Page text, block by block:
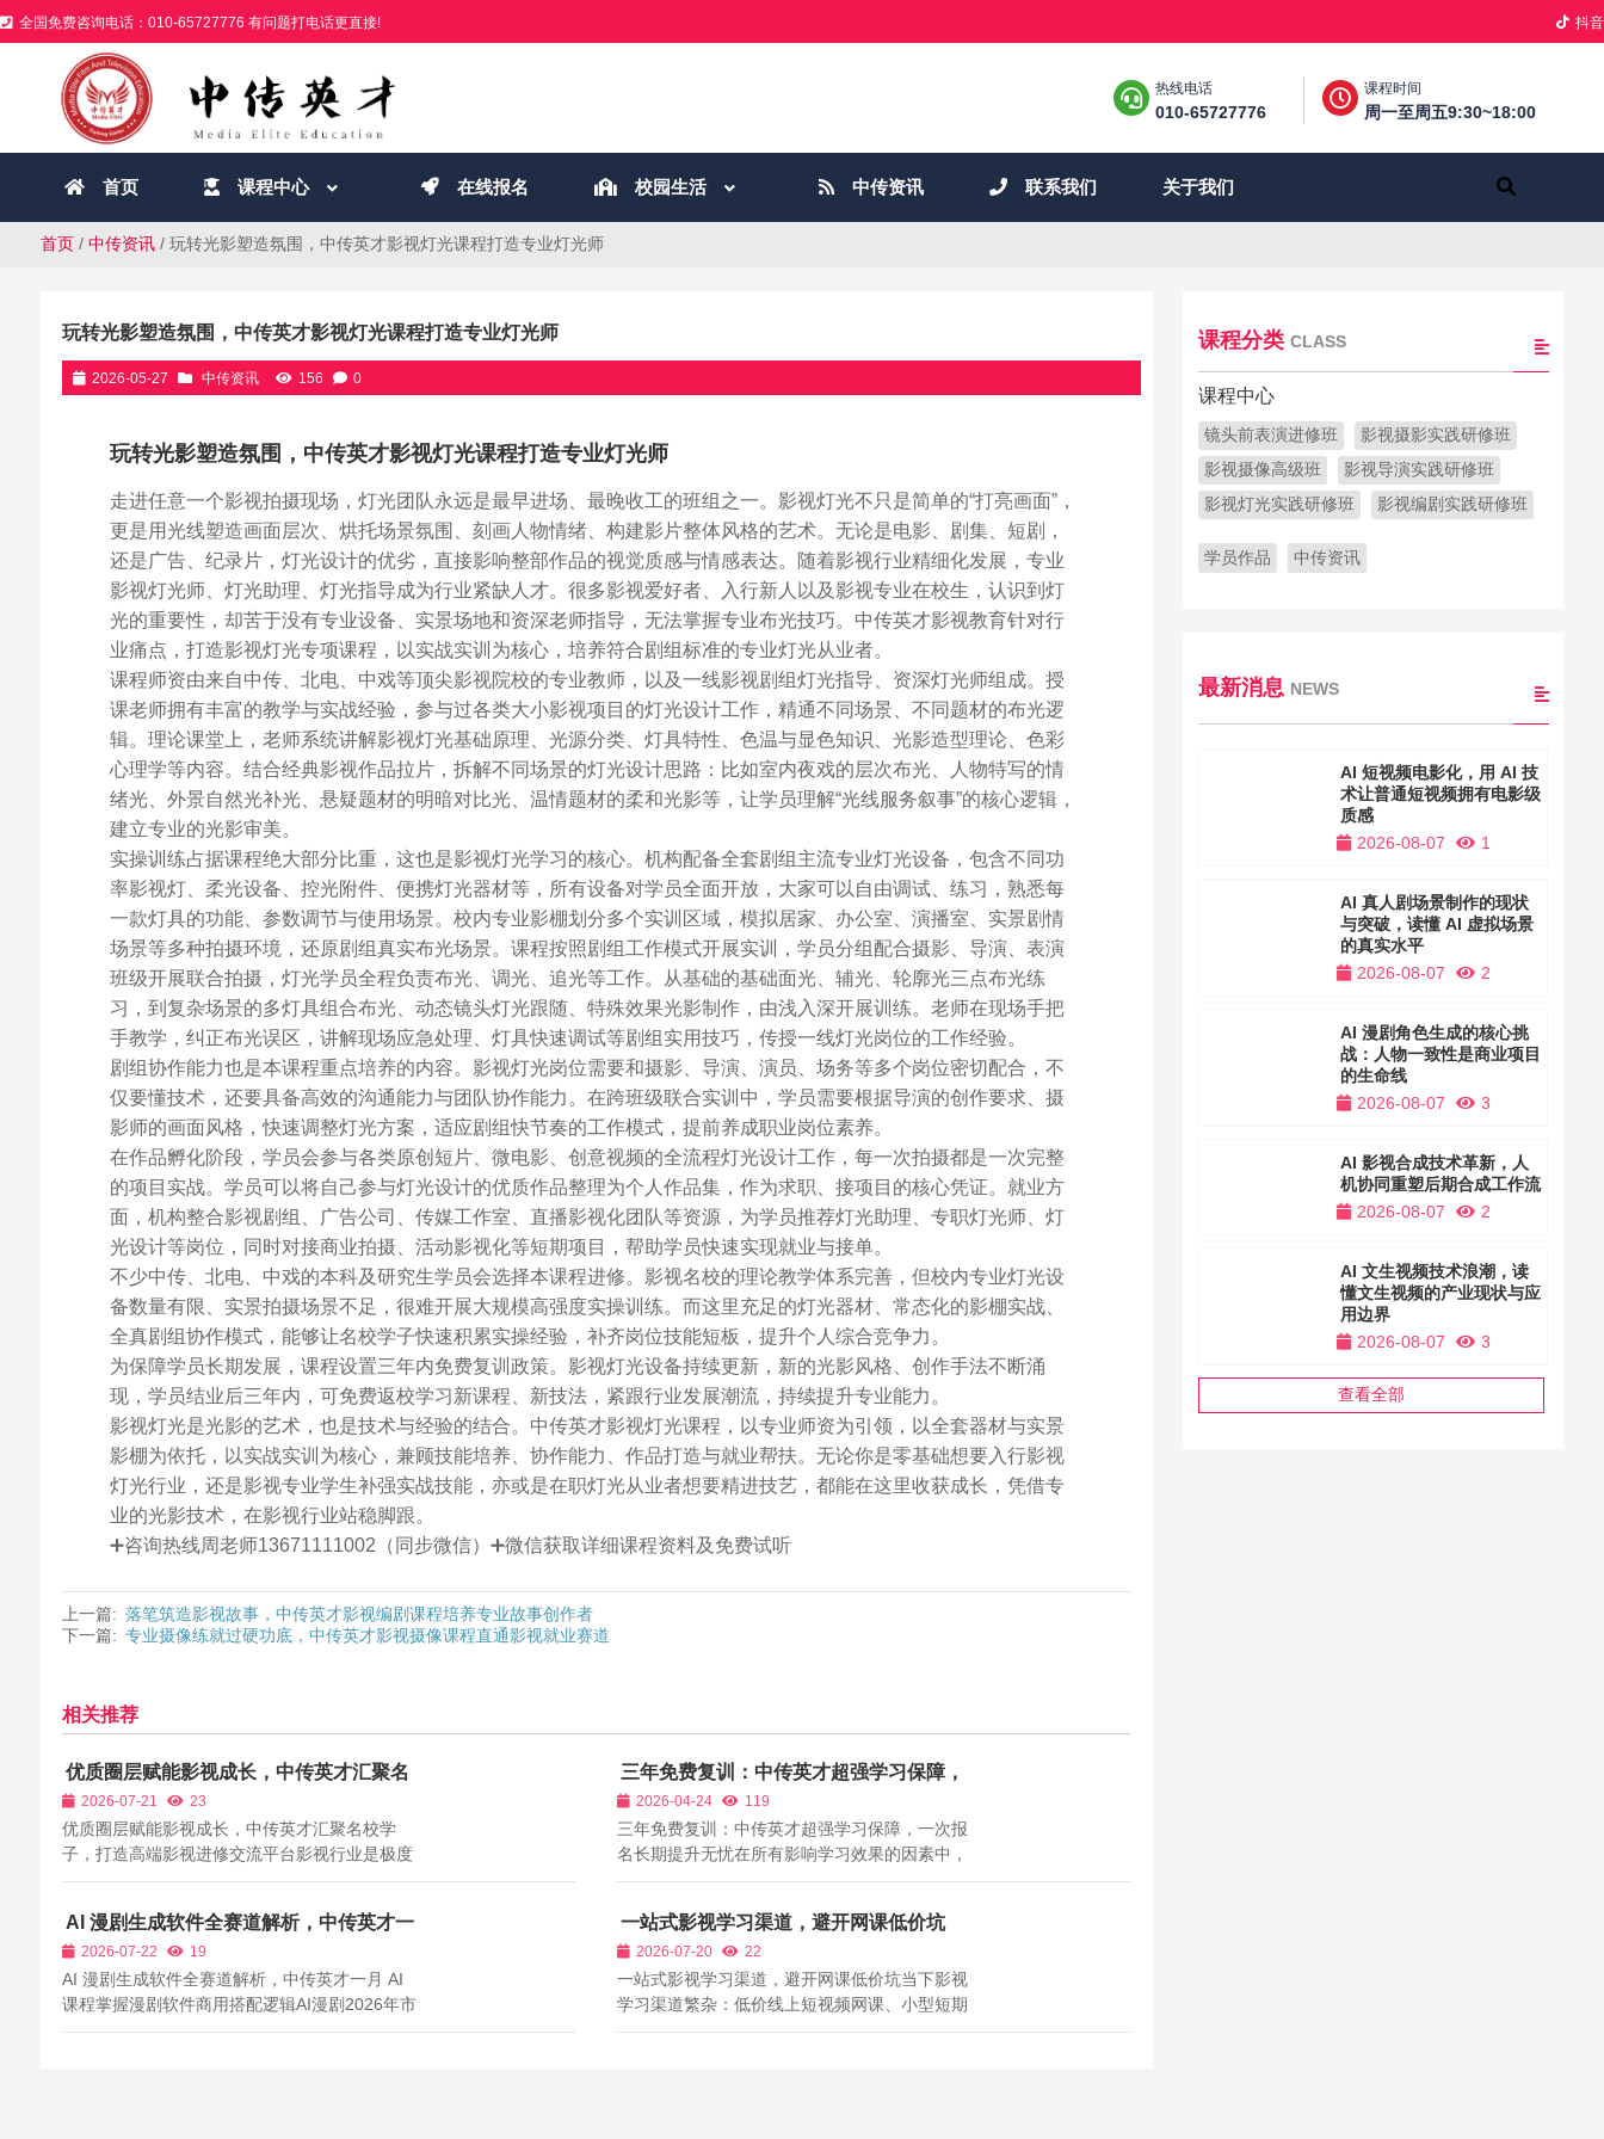
全国免费咨询电话：010-65727776 有问题打电话更直接! 抖音
热线电话
010-65727776
课程时间
周一至周五9:30~18:00
首页 课程中心 在线报名 校园生活 中传资讯 联系我们 关于我们
首页/ 中传资讯/ 玩转光影塑造氛围，中传英才影视灯光课程打造专业灯光师
玩转光影塑造氛围，中传英才影视灯光课程打造专业灯光师
2026-05-27 中传资讯 156 0
玩转光影塑造氛围，中传英才影视灯光课程打造专业灯光师
走进任意一个影视拍摄现场，灯光团队永远是最早进场、最晚收工的班组之一。影视灯光不只是简单的“打亮画面”，
更是用光线塑造画面层次、烘托场景氛围、刻画人物情绪、构建影片整体风格的艺术。无论是电影、剧集、短剧，
还是广告、纪录片，灯光设计的优劣，直接影响整部作品的视觉质感与情感表达。随着影视行业精细化发展，专业
影视灯光师、灯光助理、灯光指导成为行业紧缺人才。很多影视爱好者、入行新人以及影视专业在校生，认识到灯
光的重要性，却苦于没有专业设备、实景场地和资深老师指导，无法掌握专业布光技巧。中传英才影视教育针对行
业痛点，打造影视灯光专项课程，以实战实训为核心，培养符合剧组标准的专业灯光从业者。
课程师资由来自中传、北电、中戏等顶尖影视院校的专业教师，以及一线影视剧组灯光指导、资深灯光师组成。授
课老师拥有丰富的教学与实战经验，参与过各类大小影视项目的灯光设计工作，精通不同场景、不同题材的布光逻
辑。理论课堂上，老师系统讲解影视灯光基础原理、光源分类、灯具特性、色温与显色知识、光影造型理论、色彩
心理学等内容。结合经典影视作品拉片，拆解不同场景的灯光设计思路：比如室内夜戏的层次布光、人物特写的情
绪光、外景自然光补光、悬疑题材的明暗对比光、温情题材的柔和光影等，让学员理解“光线服务叙事”的核心逻辑，
建立专业的光影审美。
实操训练占据课程绝大部分比重，这也是影视灯光学习的核心。机构配备全套剧组主流专业灯光设备，包含不同功
率影视灯、柔光设备、控光附件、便携灯光器材等，所有设备对学员全面开放，大家可以自由调试、练习，熟悉每
一款灯具的功能、参数调节与使用场景。校内专业影棚划分多个实训区域，模拟居家、办公室、演播室、实景剧情
场景等多种拍摄环境，还原剧组真实布光场景。课程按照剧组工作模式开展实训，学员分组配合摄影、导演、表演
班级开展联合拍摄，灯光学员全程负责布光、调光、追光等工作。从基础的基础面光、辅光、轮廓光三点布光练
习，到复杂场景的多灯具组合布光、动态镜头灯光跟随、特殊效果光影制作，由浅入深开展训练。老师在现场手把
手教学，纠正布光误区，讲解现场应急处理、灯具快速调试等剧组实用技巧，传授一线灯光岗位的工作经验。
剧组协作能力也是本课程重点培养的内容。影视灯光岗位需要和摄影、导演、演员、场务等多个岗位密切配合，不
仅要懂技术，还要具备高效的沟通能力与团队协作能力。在跨班级联合实训中，学员需要根据导演的创作要求、摄
影师的画面风格，快速调整灯光方案，适应剧组快节奏的工作模式，提前养成职业岗位素养。
在作品孵化阶段，学员会参与各类原创短片、微电影、创意视频的全流程灯光设计工作，每一次拍摄都是一次完整
的项目实战。学员可以将自己参与灯光设计的优质作品整理为个人作品集，作为求职、接项目的核心凭证。就业方
面，机构整合影视剧组、广告公司、传媒工作室、直播影视化团队等资源，为学员推荐灯光助理、专职灯光师、灯
光设计等岗位，同时对接商业拍摄、活动影视化等短期项目，帮助学员快速实现就业与接单。
不少中传、北电、中戏的本科及研究生学员会选择本课程进修。影视名校的理论教学体系完善，但校内专业灯光设
备数量有限、实景拍摄场景不足，很难开展大规模高强度实操训练。而这里充足的灯光器材、常态化的影棚实战、
全真剧组协作模式，能够让名校学子快速积累实操经验，补齐岗位技能短板，提升个人综合竞争力。
为保障学员长期发展，课程设置三年内免费复训政策。影视灯光设备持续更新，新的光影风格、创作手法不断涌
现，学员结业后三年内，可免费返校学习新课程、新技法，紧跟行业发展潮流，持续提升专业能力。
影视灯光是光影的艺术，也是技术与经验的结合。中传英才影视灯光课程，以专业师资为引领，以全套器材与实景
影棚为依托，以实战实训为核心，兼顾技能培养、协作能力、作品打造与就业帮扶。无论你是零基础想要入行影视
灯光行业，还是影视专业学生补强实战技能，亦或是在职灯光从业者想要精进技艺，都能在这里收获成长，凭借专
业的光影技术，在影视行业站稳脚跟。
➕咨询热线周老师13671111002（同步微信）➕微信获取详细课程资料及免费试听
上一篇: 落笔筑造影视故事，中传英才影视编剧课程培养专业故事创作者
下一篇: 专业摄像练就过硬功底，中传英才影视摄像课程直通影视就业赛道
相关推荐
优质圈层赋能影视成长，中传英才汇聚名
校学子，打造高端影视进修交流平台
2026-07-21 23
优质圈层赋能影视成长，中传英才汇聚名校学
子，打造高端影视进修交流平台影视行业是极度
看重圈层与人脉的行业，优质的学习圈层能够让
多影视学习者长期处于低端学习圈层，身边同学
基础薄弱、认知有限、资源匮乏，学习过程...
三年免费复训：中传英才超强学习保障，
一次报名长期提升无忧
2026-04-24 119
三年免费复训：中传英才超强学习保障，一次报
名长期提升无忧在所有影响学习效果的因素中，
师资永远是第一位。一位好的影视老师，不仅能
思维、就业方向；一位不负责任的老师，只会让
你走弯路、耗时间、学一堆用不上的理论...
AI 漫剧生成软件全赛道解析，中传英才一
月 AI 课程掌握漫剧软件商用搭配逻辑
2026-07-22 19
AI 漫剧生成软件全赛道解析，中传英才一月 AI
课程掌握漫剧软件商用搭配逻辑AI漫剧2026年市
场规模突破240亿，平台海量内容需求催生海量
一站式影视学习渠道，避开网课低价坑
2026-07-20 22
一站式影视学习渠道，避开网课低价坑当下影视
学习渠道繁杂：低价线上短视频网课、小型短期
线下作坊、高价零散私教，但各类渠道均存在明
课程分类 CLASS
课程中心
镜头前表演进修班
影视摄影实践研修班
影视摄像高级班
影视导演实践研修班
影视灯光实践研修班
影视编剧实践研修班
学员作品 中传资讯
最新消息 NEWS
AI 短视频电影化，用 AI 技
术让普通短视频拥有电影级
质感
2026-08-07
1
AI 真人剧场景制作的现状
与突破，读懂 AI 虚拟场景
的真实水平
2026-08-07
2
AI 漫剧角色生成的核心挑
战：人物一致性是商业项目
的生命线
2026-08-07
3
AI 影视合成技术革新，人
机协同重塑后期合成工作流
2026-08-07
2
AI 文生视频技术浪潮，读
懂文生视频的产业现状与应
用边界
2026-08-07
3
查看全部